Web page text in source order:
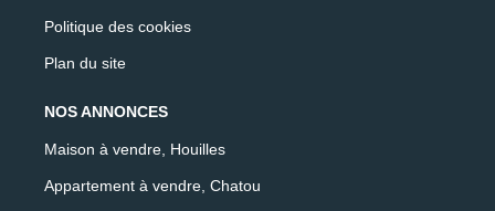
Politique des cookies
Plan du site
NOS ANNONCES
Maison à vendre, Houilles
Appartement à vendre, Chatou